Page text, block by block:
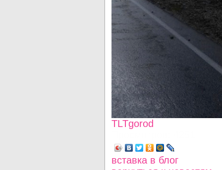
TLTgorod
вставка в блог